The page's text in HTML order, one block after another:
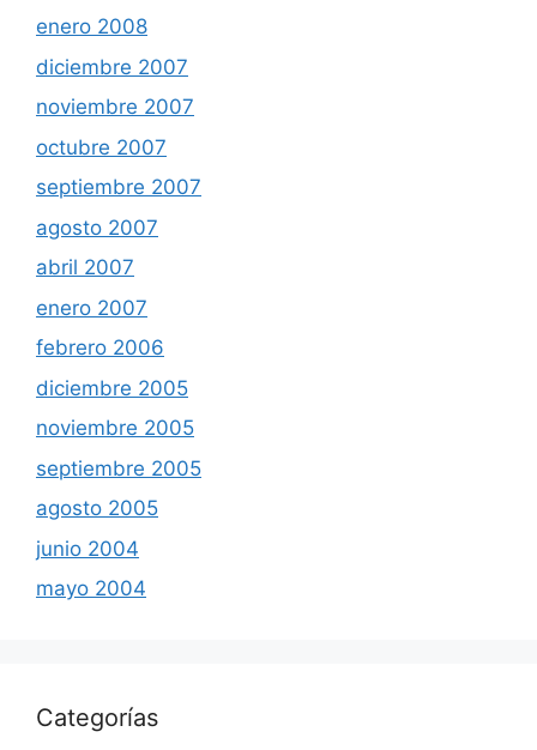
enero 2008
diciembre 2007
noviembre 2007
octubre 2007
septiembre 2007
agosto 2007
abril 2007
enero 2007
febrero 2006
diciembre 2005
noviembre 2005
septiembre 2005
agosto 2005
junio 2004
mayo 2004
Categorías